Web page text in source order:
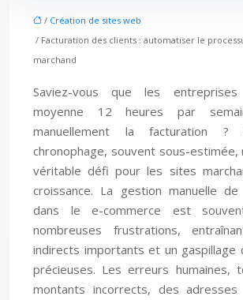
/ Création de sites web
/ Facturation des clients : automatiser le
marchand
Saviez-vous que les
moyenne 12 heures par
manuellement la facturation ?
chronophage, souvent sous-
véritable défi pour les sites
croissance. La gestion manuelle
dans le e-commerce est
nombreuses frustrations,
indirects importants et un gaspillage
précieuses. Les erreurs humaines,
montants incorrects, des